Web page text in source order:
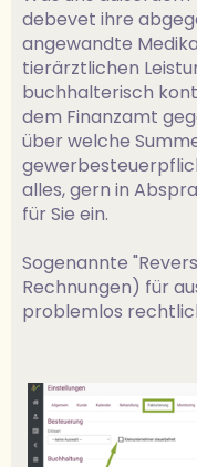
debevet ihre
angewandte
tierärztlichen
buchhalterisch
dem Finanzamt
über welche
alles, gern in
für Sie ein.
Sogenannte
Rechnungen) für
problemlos